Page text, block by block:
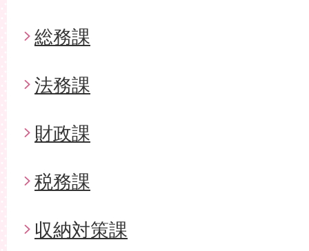
総務課
法務課
財政課
税務課
収納対策課